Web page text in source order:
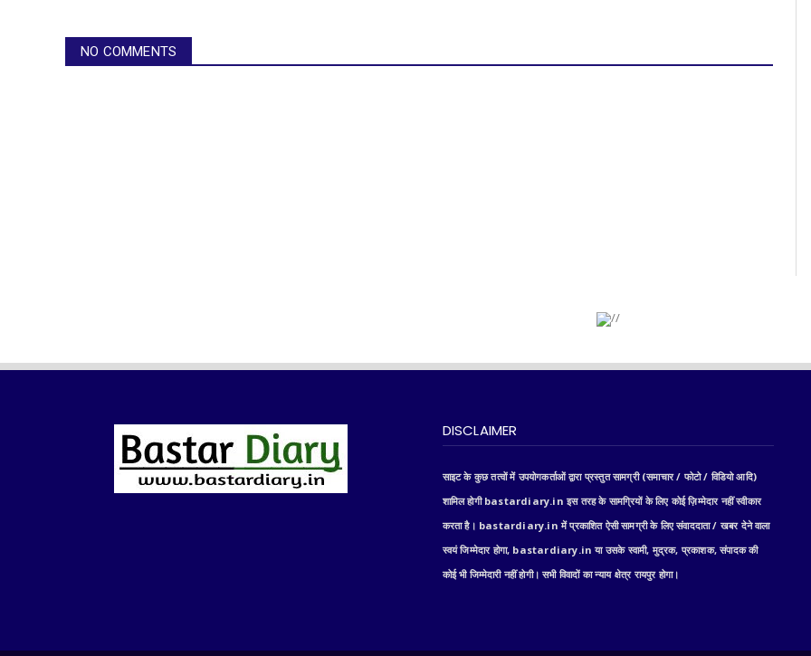
NO COMMENTS
DISCLAIMER
साइट के कुछ तत्वों में उपयोगकर्ताओं द्वारा प्रस्तुत सामग्री (समाचार / फोटो / विडियो आदि)
शामिल होगी bastardiary.in इस तरह के सामग्रियों के लिए कोई ज़िम्मेदार नहीं स्वीकार
करता है। bastardiary.in में प्रकाशित ऐसी सामग्री के लिए संवाददाता / खबर देने वाला
स्वयं जिम्मेदार होगा, bastardiary.in या उसके स्वामी, मुद्रक, प्रकाशक, संपादक की
कोई भी जिम्मेदारी नहीं होगी। सभी विवादों का न्याय क्षेत्र रायपुर होगा।